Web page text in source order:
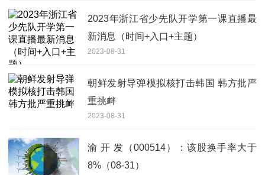
2023年浙江省少先队开学第一课直播最
新消息（时间+入口+主题）
2023-08-31
朝鲜发射导弹模拟核打击韩国 韩方批严
重挑衅
2023-08-31
渝 开 发（000514）：该股换手率大于
8%（08-31）